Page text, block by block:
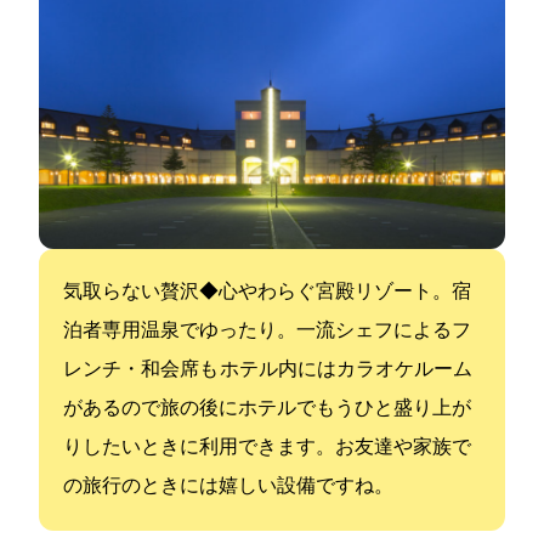
気取らない贅沢◆心やわらぐ宮殿リゾート。宿
泊者専用温泉でゆったり。一流シェフによるフ
レンチ・和会席も ホテル内にはカラオケルーム
があるので旅の後にホテルでもうひと盛り上が
りしたいときに利用できます。お友達や家族で
の旅行のときには嬉しい設備ですね。